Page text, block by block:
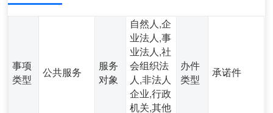
事项
类型
公共服务
服务
对象
自然人,企
业法人,事
业法人,社
会组织法
人,非法人
企业,行政
机关,其他
办件
类型
承诺件